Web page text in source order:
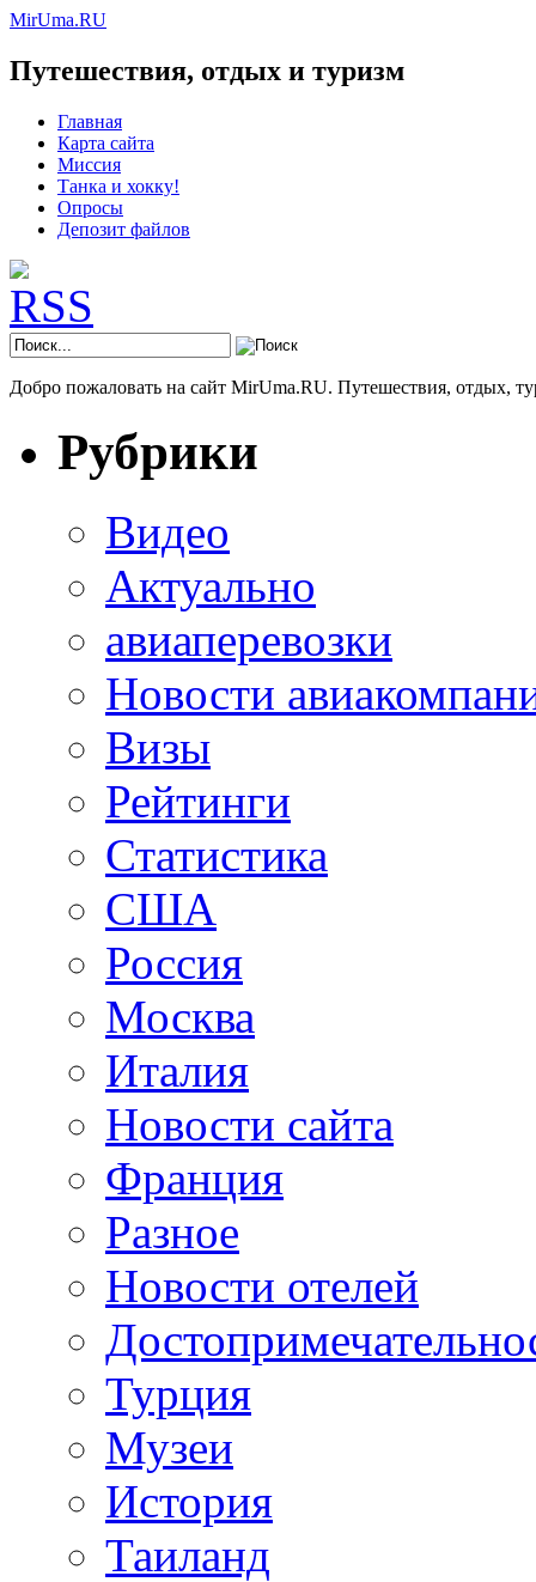
MirUma.RU
Путешествия, отдых и туризм
Главная
Карта сайта
Миссия
Танка и хокку!
Опросы
Депозит файлов
Добро пожаловать на сайт MirUma.RU. Путешествия, отдых,
Рубрики
Видео
Актуально
авиаперевозки
Новости
Визы
Рейтинги
Статистика
США
Россия
Москва
Италия
Новости сайта
Франция
Разное
Новости отелей
Турция
Музеи
История
Таиланд